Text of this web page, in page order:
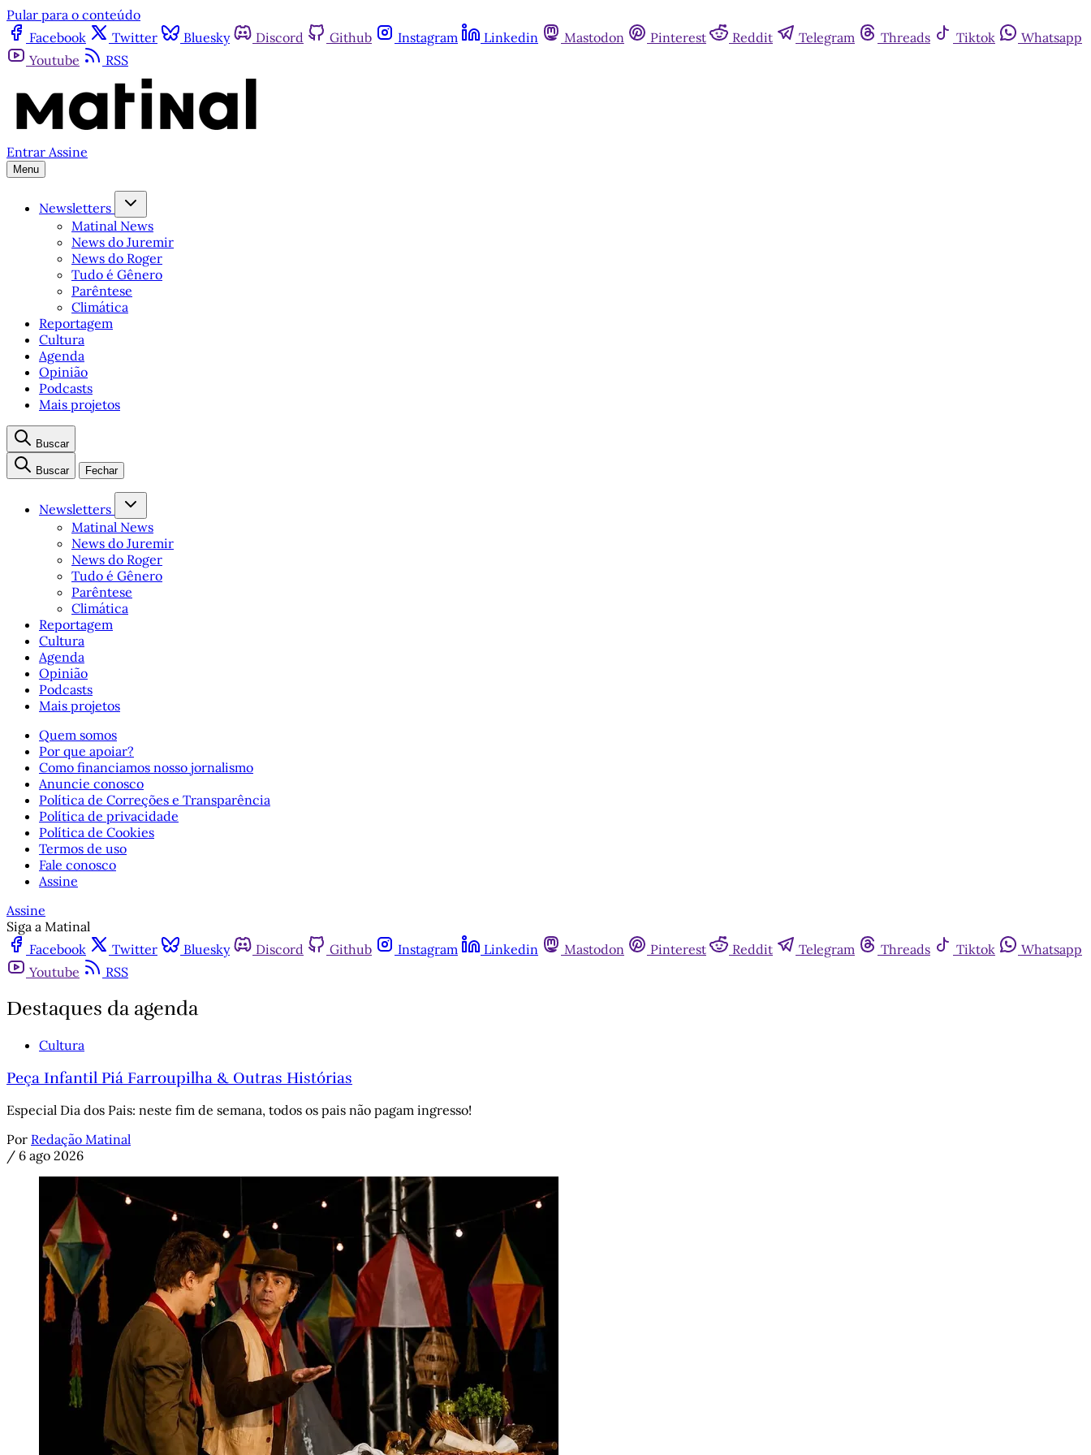
Pular para o conteúdo
Facebook
Twitter Bluesky Discord Github Instagram Linkedin Mastodon Pinterest Reddit Telegram Threads Tiktok
Whatsapp
Youtube
RSS
Entrar Assine
Menu
Newsletters
Matinal News
News do Juremir
News do Roger
Tudo é Gênero
Parêntese
Climática
Reportagem
Cultura
Agenda
Opinião
Podcasts
Mais projetos
Buscar
Buscar Fechar
Newsletters
Matinal News
News do Juremir
News do Roger
Tudo é Gênero
Parêntese
Climática
Reportagem
Cultura
Agenda
Opinião
Podcasts
Mais projetos
Quem somos
Por que apoiar?
Como financiamos nosso jornalismo
Anuncie conosco
Política de Correções e Transparência
Política de privacidade
Política de Cookies
Termos de uso
Fale conosco
Assine
Assine
Siga a Matinal
Facebook
Twitter Bluesky Discord Github Instagram Linkedin Mastodon Pinterest Reddit Telegram Threads Tiktok
Whatsapp
Youtube
RSS
Destaques da agenda
Cultura
Peça Infantil Piá Farroupilha & Outras Histórias
Especial Dia dos Pais: neste fim de semana, todos os pais não pagam ingresso!
Por Redação Matinal
/ 6 ago 2026